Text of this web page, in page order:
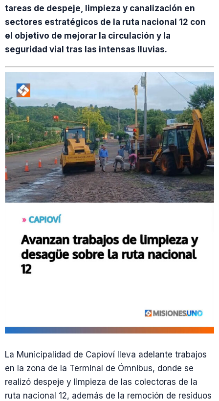
tareas de despeje, limpieza y canalización en
sectores estratégicos de la ruta nacional 12 con
el objetivo de mejorar la circulación y la
seguridad vial tras las intensas lluvias.
La Municipalidad de Capioví lleva adelante trabajos
en la zona de la Terminal de Ómnibus, donde se
realizó despeje y limpieza de las colectoras de la
ruta nacional 12, además de la remoción de residuos